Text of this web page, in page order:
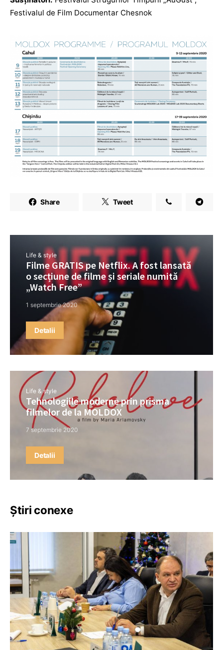
Festivalul de Film Documentar Chesnok
Share Tweet
Life & style
Filme GRATIS pe Netflix. A fost lansată
o secțiune de filme și seriale numită
„Watch Free”
1 septembrie 2020
Detalii
Life & style
Tehnologiile moderne prin prisma
filmelor de la MOLDOX
7 septembrie 2020
Detalii
Știri conexe